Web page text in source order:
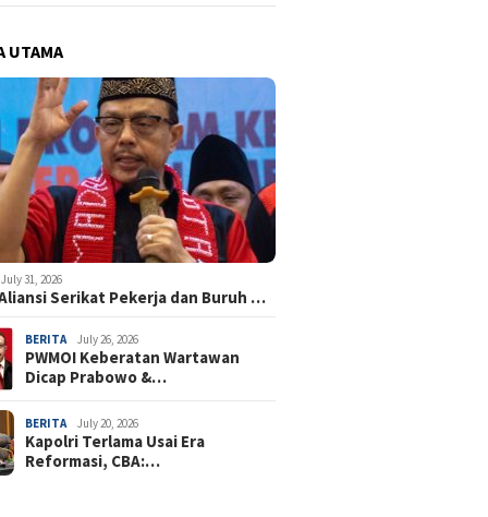
UTAMA
July 31, 2026
Serikat Pekerja dan Buruh …
BERITA July 26, 2026
PWMOI Keberatan Wartawan
Dicap Prabowo &…
BERITA July 20, 2026
Kapolri Terlama Usai Era
Reformasi, CBA:…